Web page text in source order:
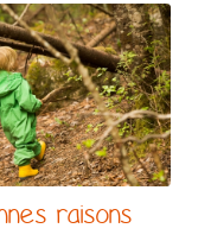
raisons